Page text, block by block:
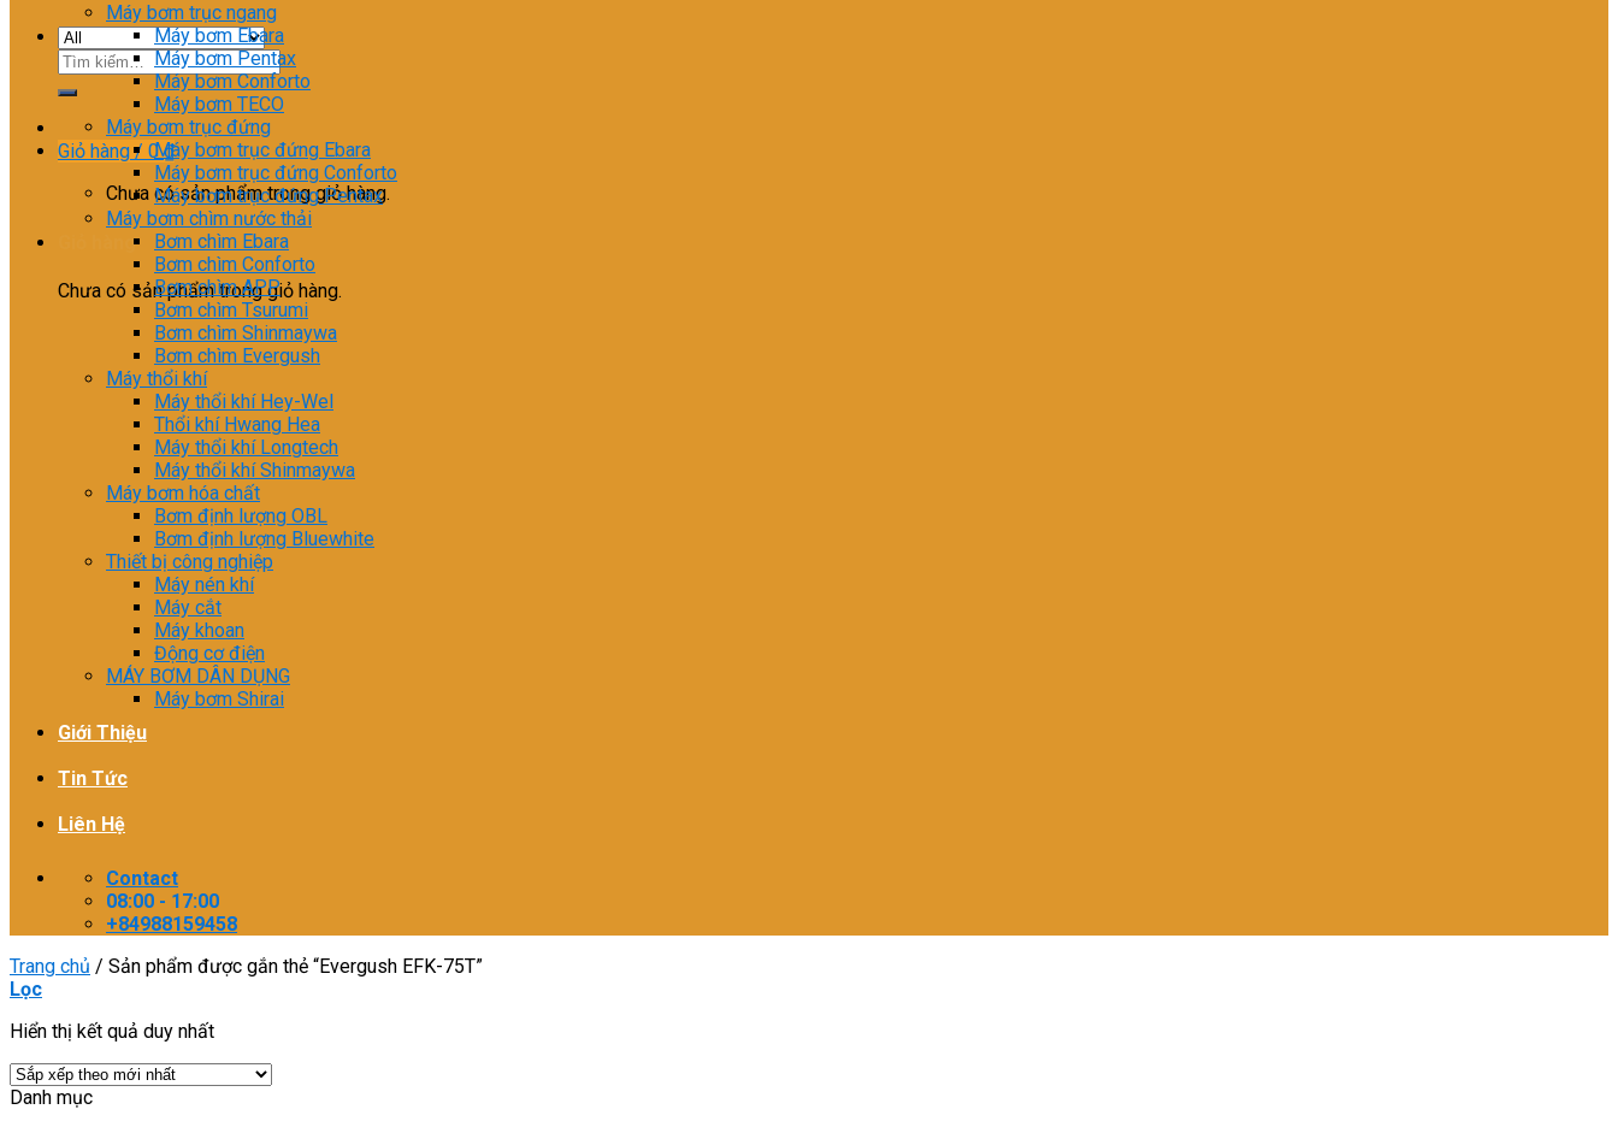
Tìm
Giỏ hàng / 0₫
Chưa có sản phẩm trong giỏ hàng.
Giỏ hàng
Chưa có sản phẩm trong giỏ hàng.
Máy bơm trục ngang
Máy bơm Ebara
Máy bơm Pentax
Máy bơm Conforto
Máy bơm TECO
Máy bơm trục đứng
Máy bơm trục đứng Ebara
Máy bơm trục đứng Conforto
Máy bơm trục đứng Pentax
Máy bơm chìm nước thải
Bơm chìm Ebara
Bơm chìm Conforto
Bơm chìm APP
Bơm chìm Tsurumi
Bơm chìm Shinmaywa
Bơm chìm Evergush
Máy thổi khí
Máy thổi khí Hey-Wel
Thổi khí Hwang Hea
Máy thổi khí Longtech
Máy thổi khí Shinmaywa
Máy bơm hóa chất
Bơm định lượng OBL
Bơm định lượng Bluewhite
Thiết bị công nghiệp
Máy nén khí
Máy cắt
Máy khoan
Động cơ điện
MÁY BƠM DÂN DỤNG
Máy bơm Shirai
Giới Thiệu
Tin Tức
Liên Hệ
Contact
08:00 - 17:00
+84988159458
Trang chủ / Sản phẩm được gắn thẻ “Evergush EFK-75T”
Lọc
Hiển thị kết quả duy nhất
Danh mục